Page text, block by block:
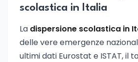
scolastica in Italia
La dispersione scolastica in
delle vere emergenze
ultimi dati Eurostat e ISTAT, il